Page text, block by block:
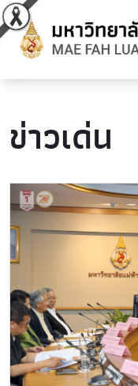
ข่าวเด่น